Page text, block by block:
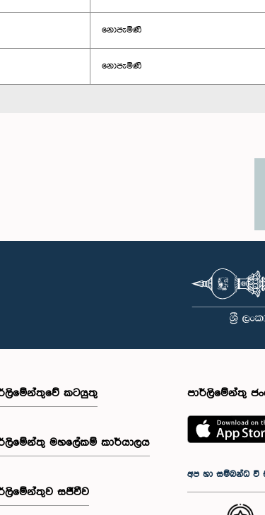
නොපැමිණි
නොපැමිණි
කටයුතු
මහලේකම් කාර්යාලය
සජීවීව
පාර්ලිමේන්තු
අප හා සම්බන්ධ